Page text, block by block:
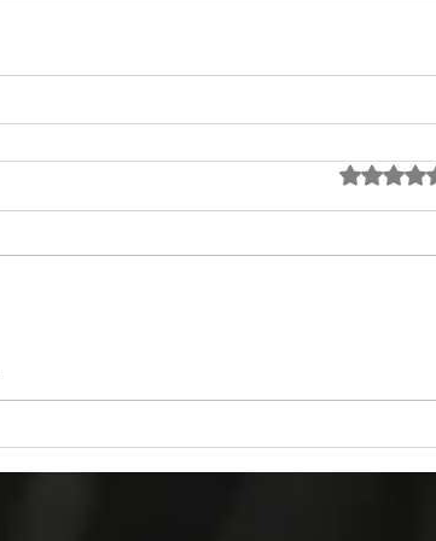
Obtuvo 0